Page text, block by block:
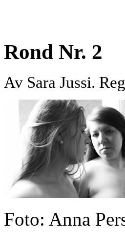
Rond Nr. 2
Av Sara Jussi.
Foto: Anna